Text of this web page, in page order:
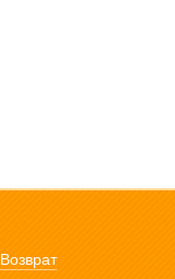
Возврат